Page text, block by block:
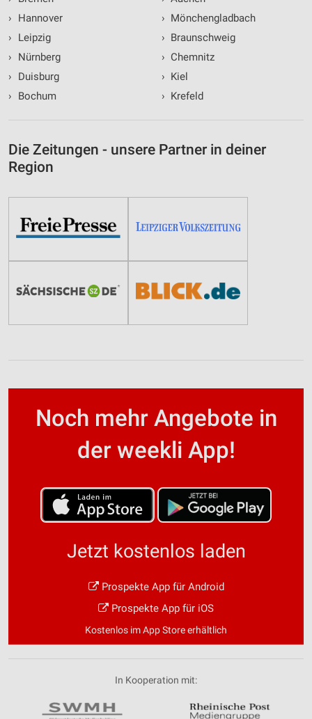
›
Hannover
›
Leipzig
›
Nürnberg
›
Duisburg
›
Bochum
› Mönchengladbach
› Braunschweig
› Chemnitz
› Kiel
› Krefeld
Die Zeitungen - unsere Partner in deiner
Region
Noch mehr Angebote in
der weekli App!
Jetzt kostenlos laden
Prospekte App für Android
Prospekte App für iOS
Kostenlos im App Store erhältlich
In Kooperation mit: